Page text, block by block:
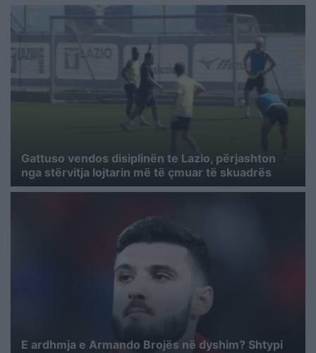
Gattuso vendos disiplinën te Lazio, përjashton
nga stërvitja lojtarin më të çmuar të skuadrës
E ardhmja e Armando Brojës në dyshim? Shtypi